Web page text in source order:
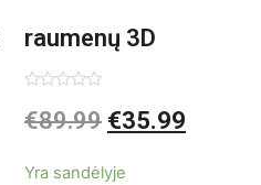
raumenų 3D
elektrinis
0
iš
€89.99 €35.99
Yra sandėlyje